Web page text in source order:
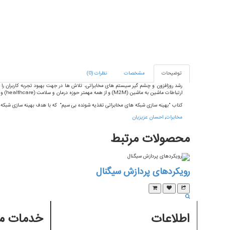
توضیحات مشخصات
نظرات (0)
رشد روزافزون و چشم گیر سیستم های مخابراتی، تلاش ها در جهت بهبود تجربه کاربران
ارتباطات ماشین به ماشین (M2M) و از همه مهمتر حوزه درمان و سلامت (healthcare
)
کتاب "بهینه سازی شبکه های مخابراتی تغذیه شونده بی سیم" که با هدف بهینه سازی
مخابرات,احسان عزیزیان
محصولات مرتبط
رویکردهای پردازش سیگنال
اطلاعات خدمات